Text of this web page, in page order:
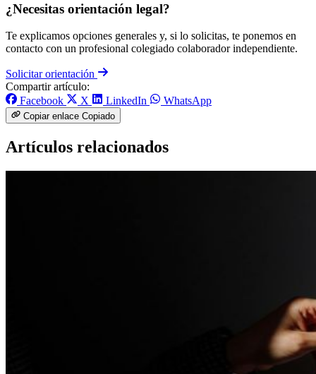
¿Necesitas orientación legal?
Te explicamos opciones generales y, si lo solicitas, te ponemos en
contacto con un profesional colegiado colaborador independiente.
Solicitar orientación
Compartir artículo:
Facebook
X LinkedIn WhatsApp
Copiar enlace Copiado
Artículos relacionados